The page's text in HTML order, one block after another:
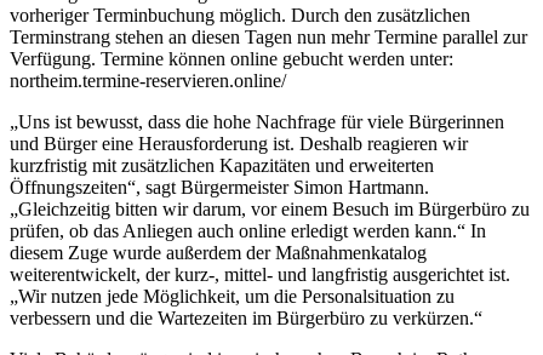
vorheriger Terminbuchung möglich. Durch den zusätzlichen
Terminstrang stehen an diesen Tagen nun mehr Termine parallel zur
Verfügung. Termine können online gebucht werden unter:
northeim.termine-reservieren.online/
„Uns ist bewusst, dass die hohe Nachfrage für viele Bürgerinnen
und Bürger eine Herausforderung ist. Deshalb reagieren wir
kurzfristig mit zusätzlichen Kapazitäten und erweiterten
Öffnungszeiten“, sagt Bürgermeister Simon Hartmann.
„Gleichzeitig bitten wir darum, vor einem Besuch im Bürgerbüro zu
prüfen, ob das Anliegen auch online erledigt werden kann.“ In
diesem Zuge wurde außerdem der Maßnahmenkatalog
weiterentwickelt, der kurz-, mittel- und langfristig ausgerichtet ist.
„Wir nutzen jede Möglichkeit, um die Personalsituation zu
verbessern und die Wartezeiten im Bürgerbüro zu verkürzen.“